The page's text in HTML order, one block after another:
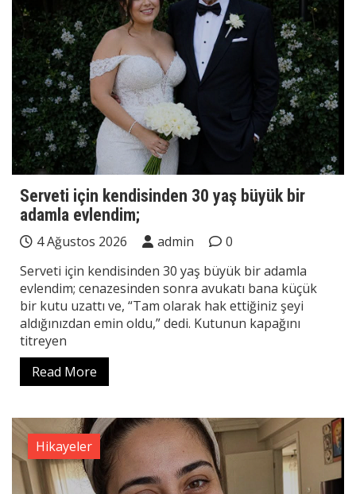
Serveti için kendisinden 30 yaş büyük bir
adamla evlendim;
4 Ağustos 2026 admin
0
Serveti için kendisinden 30 yaş büyük bir adamla
evlendim; cenazesinden sonra avukatı bana küçük
bir kutu uzattı ve, “Tam olarak hak ettiğiniz şeyi
aldığınızdan emin oldu,” dedi. Kutunun kapağını
titreyen
Read More
Hikayeler